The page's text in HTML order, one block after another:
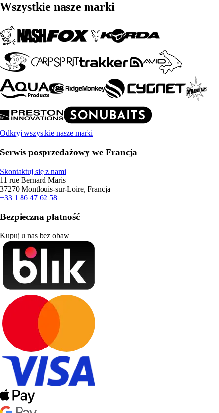
Wszystkie nasze marki
Odkryj wszystkie nasze marki
Serwis posprzedażowy we Francja
Skontaktuj się z nami
11 rue Bernard Maris
37270 Montlouis-sur-Loire, Francja
+33 1 86 47 62 58
Bezpieczna płatność
Kupuj u nas bez obaw